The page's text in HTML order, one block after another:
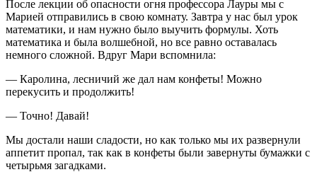
После лекции об опасности огня профессора Лауры мы с
Марией отправились в свою комнату. Завтра у нас был урок
математики, и нам нужно было выучить формулы. Хоть
математика и была волшебной, но все равно оставалась
немного сложной. Вдруг Мари вспомнила:
— Каролина, лесничий же дал нам конфеты! Можно
перекусить и продолжить!
— Точно! Давай!
Мы достали наши сладости, но как только мы их развернули
аппетит пропал, так как в конфеты были завернуты бумажки с
четырьмя загадками.